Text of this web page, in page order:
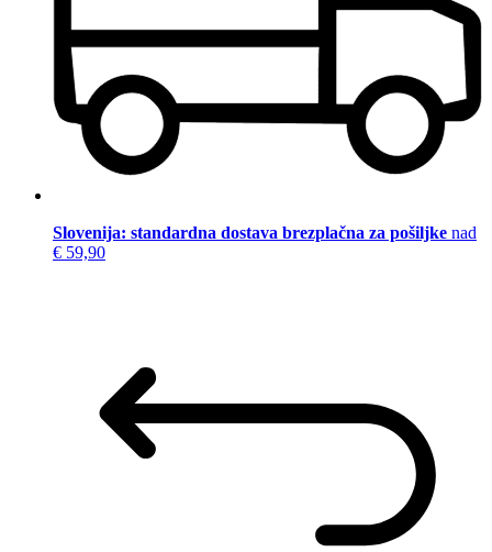
Slovenija: standardna dostava brezplačna za pošiljke nad
€ 59,90